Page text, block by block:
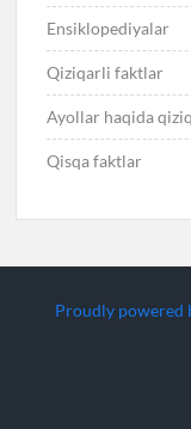
Ensiklopediyalar
Qiziqarli faktlar
Ayollar haqida
Qisqa faktlar
Proudly powered